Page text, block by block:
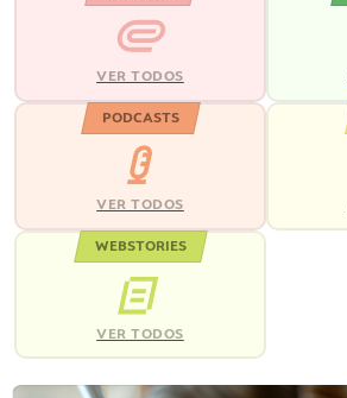
VER TODOS
PODCASTS
VER TODOS
WEBSTORIES
VER TODOS